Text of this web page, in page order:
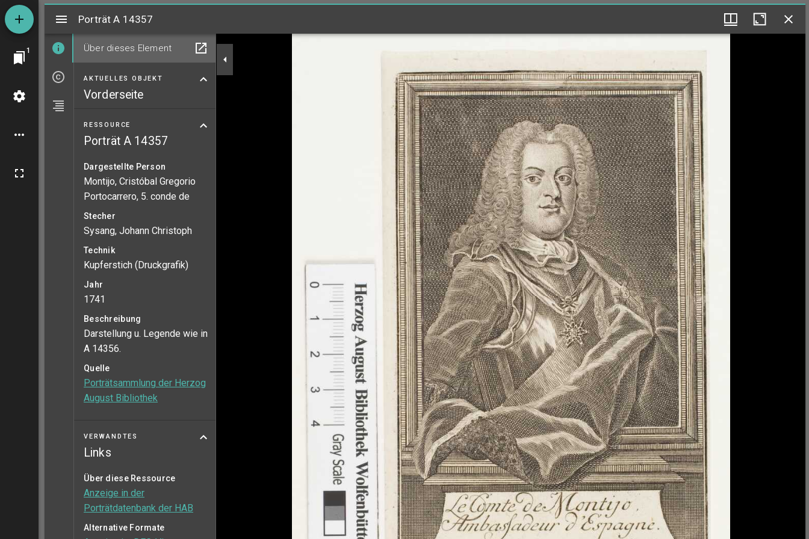
1
MiradorPorträt A 14357
Über dieses Element
AKTUELLES OBJEKT
Vorderseite
RESSOURCE
Porträt A 14357
Dargestellte Person
Montijo, Cristóbal Gregorio
Portocarrero, 5. conde de
Stecher
Sysang, Johann Christoph
Technik
Kupferstich (Druckgrafik)
Jahr
1741
Beschreibung
Darstellung u. Legende wie in
A 14356.
Quelle
Porträtsammlung der Herzog
August Bibliothek
VERWANDTES
Links
Über diese Ressource
Anzeige in der
Porträtdatenbank der HAB
Alternative Formate
Porträt A 14357